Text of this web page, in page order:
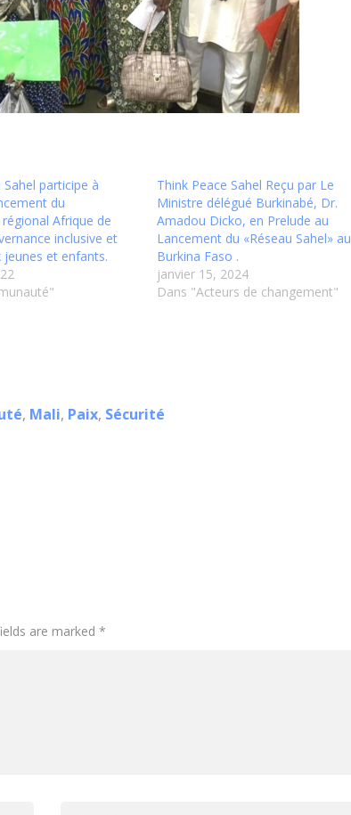
Sahel participe à
du
Afrique de
inclusive et
jeunes et enfants.
Think Peace Sahel Reçu par Le
Ministre délégué Burkinabé, Dr.
Amadou Dicko, en Prelude au
Lancement du «Réseau Sahel» au
Burkina Faso .
janvier 15, 2024
Dans "Acteurs de changement"
, Mali, Paix, Sécurité
are marked *